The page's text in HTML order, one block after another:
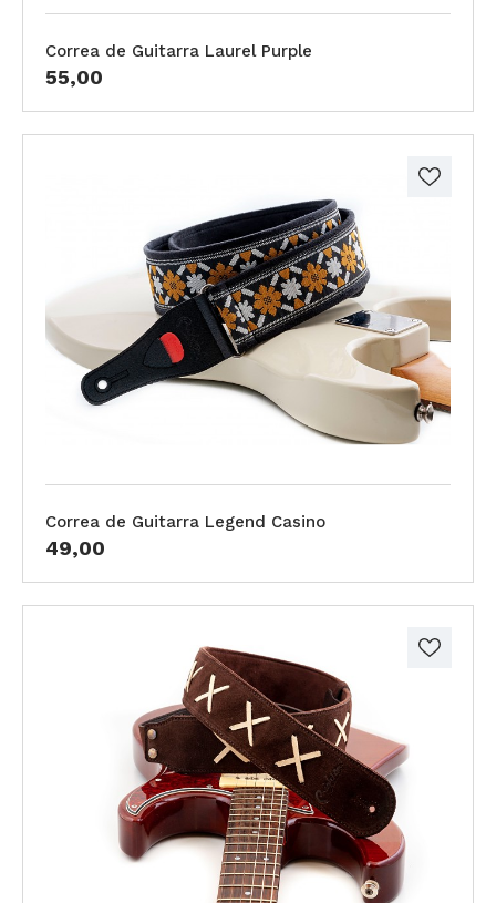
Correa de Guitarra Laurel Purple
55,00
Correa de Guitarra Legend Casino
49,00